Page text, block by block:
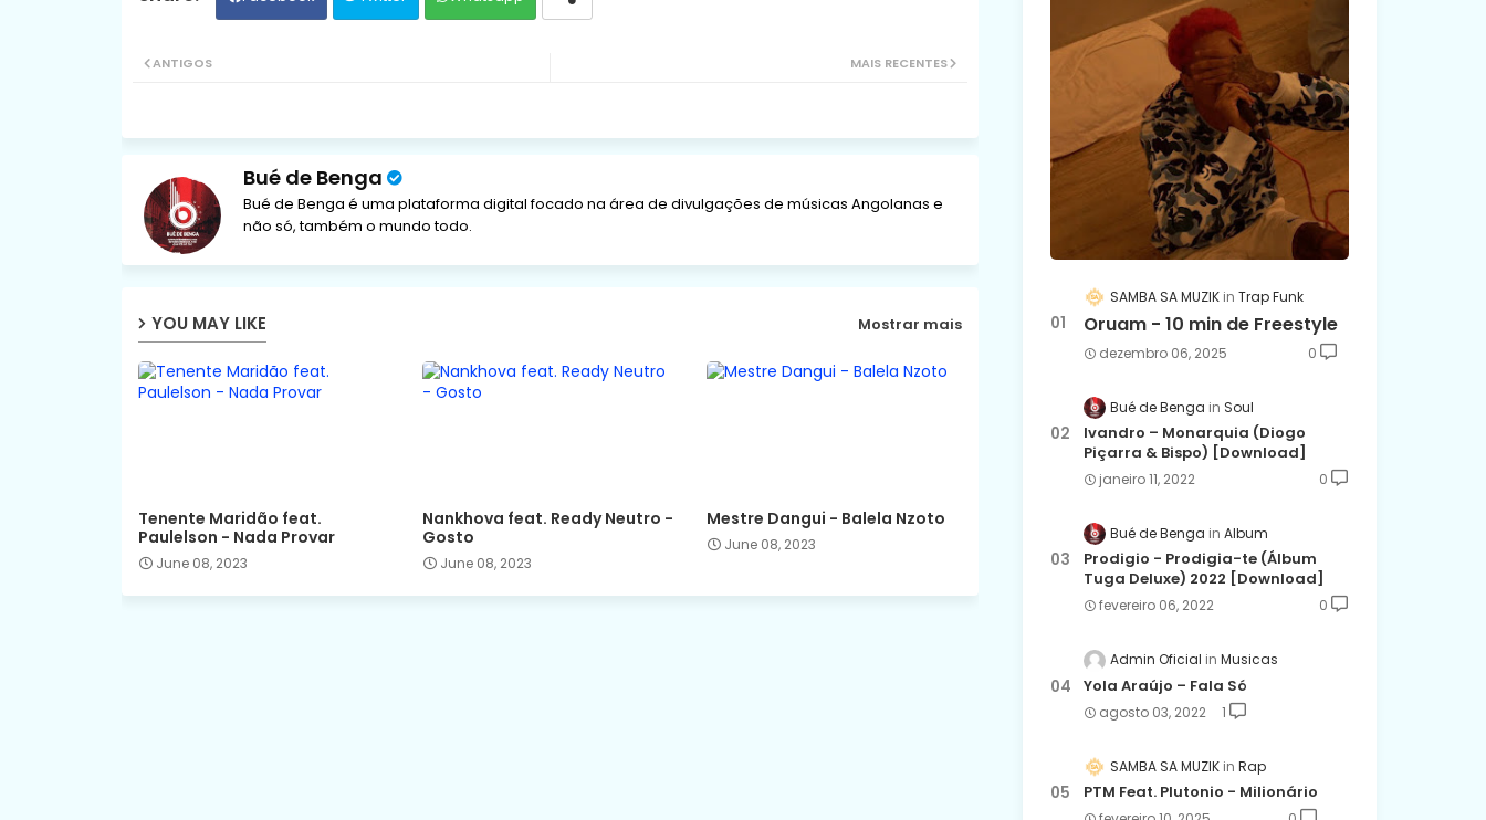
MAIS RECENTES
ANTIGOS
Bué de Benga
Bué de Benga é uma plataforma digital focado na área de divulgações de músicas Angolanas e
não só, também o mundo todo.
YOU MAY LIKE Mostrar mais
Tenente Maridão feat.
Paulelson - Nada Provar
June 08, 2023
Nankhova feat. Ready Neutro -
Gosto
June 08, 2023
Mestre Dangui - Balela Nzoto
June 08, 2023
SAMBA SA MUZIK Trap Funk
Oruam - 10 min de Freestyle
dezembro 06, 2025 0
Bué de Benga Soul
Ivandro – Monarquia (Diogo
Piçarra & Bispo) [Download]
janeiro 11, 2022 0
Bué de Benga Album
Prodigio - Prodigia-te (Álbum
Tuga Deluxe) 2022 [Download]
fevereiro 06, 2022 0
Admin Oficial Musicas
Yola Araújo – Fala Só
agosto 03, 2022 1
SAMBA SA MUZIK Rap
PTM Feat. Plutonio - Milionário